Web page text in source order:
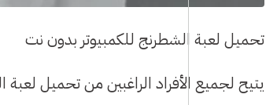
تحميل لعبة الشطرنج للكمبيوتر بدون نت
يتيح لجميع الأفراد الراغبين من تحميل